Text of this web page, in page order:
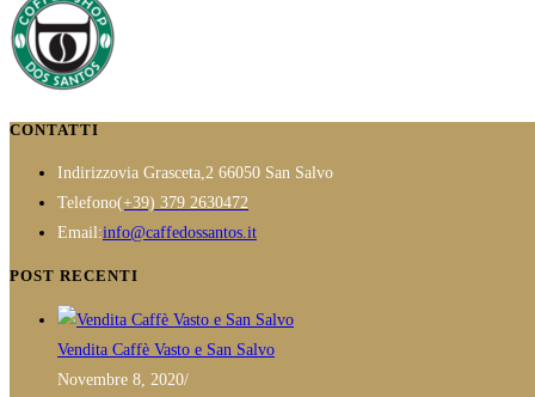
CONTATTI
Indirizzovia Grasceta,2 66050 San Salvo
Telefono(+39) 379 2630472
in
Email:info@caffedossantos.itOpens
application
POST RECENTI
Vendita Caffè Vasto e San Salvo
Novembre 8, 2020/